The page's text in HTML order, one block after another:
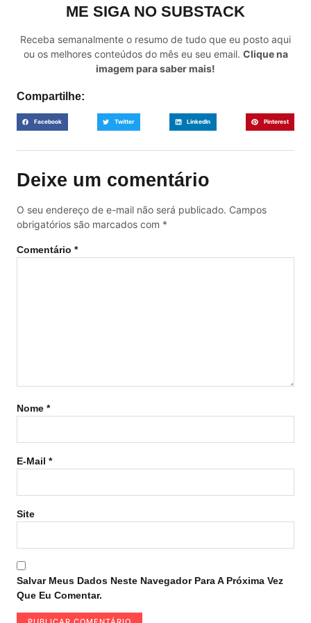
ME SIGA NO SUBSTACK
Receba semanalmente o resumo de tudo que eu posto aqui
ou os melhores conteúdos do mês eu seu email. Clique na
imagem para saber mais!
Compartilhe:
Facebook Twitter LinkedIn Pinterest
Deixe um comentário
O seu endereço de e-mail não será publicado. Campos
obrigatórios são marcados com *
Comentário *
Nome *
E-Mail *
Site
Salvar Meus Dados Neste Navegador Para A Próxima Vez
Que Eu Comentar.